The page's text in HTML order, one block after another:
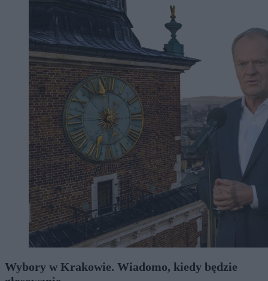
Wybory w Krakowie. Wiadomo, kiedy będzie